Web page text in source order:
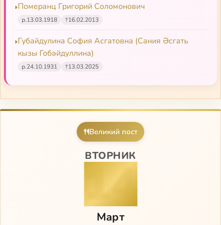
Померанц Григорий Соломонович
р.13.03.1918 †16.02.2013
Губайдулина София Асгатовна (Сания Әсгать
кызы Гобәйдуллина)
р.24.10.1931 †13.03.2025
Великий пост
ВТОРНИК
14
Март